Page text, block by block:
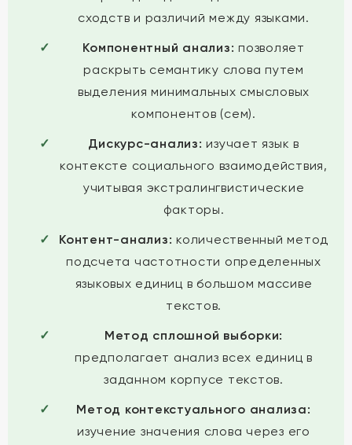
сходств и различий между языками.
Компонентный анализ: позволяет
раскрыть семантику слова путем
выделения минимальных смысловых
компонентов (сем).
Дискурс-анализ: изучает язык в
контексте социального взаимодействия,
учитывая экстралингвистические
факторы.
Контент-анализ: количественный метод
подсчета частотности определенных
языковых единиц в большом массиве
текстов.
Метод сплошной выборки:
предполагает анализ всех единиц в
заданном корпусе текстов.
Метод контекстуального анализа:
изучение значения слова через его